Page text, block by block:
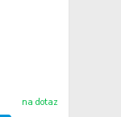
na dotaz